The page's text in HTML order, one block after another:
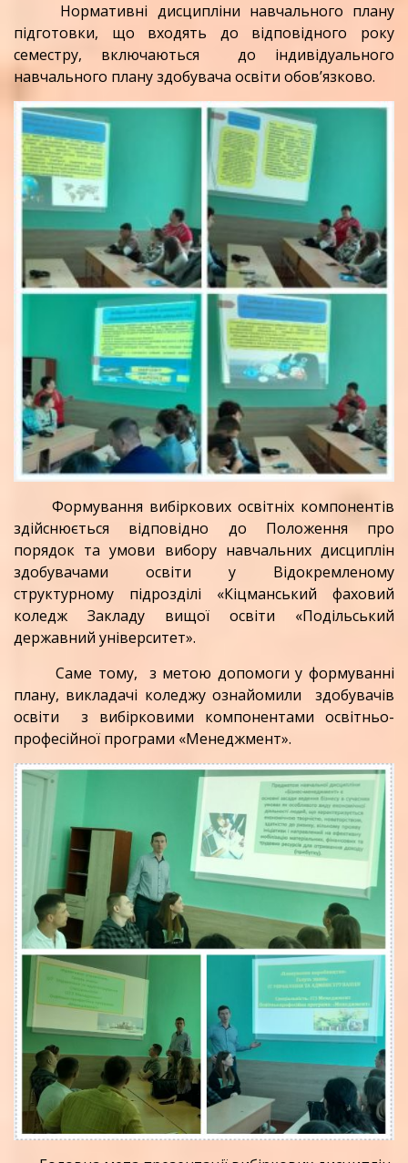
Нормативні дисципліни навчального плану
підготовки, що входять до відповідного року
семестру, включаються до індивідуального
навчального плану здобувача освіти обов’язково.
Формування вибіркових освітніх компонентів
здійснюється відповідно до Положення про
порядок та умови вибору навчальних дисциплін
здобувачами освіти у Відокремленому
структурному підрозділі «Кіцманський фаховий
коледж Закладу вищої освіти «Подільський
державний університет».
Саме тому, з метою допомоги у формуванні
плану, викладачі коледжу ознайомили здобувачів
освіти з вибірковими компонентами освітньо-
професійної програми «Менеджмент».